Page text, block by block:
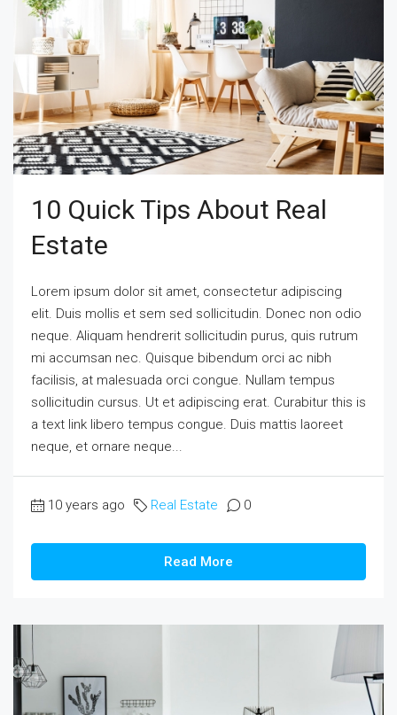
10 Quick Tips About Real
Estate
Lorem ipsum dolor sit amet, consectetur adipiscing
elit. Duis mollis et sem sed sollicitudin. Donec non odio
neque. Aliquam hendrerit sollicitudin purus, quis rutrum
mi accumsan nec. Quisque bibendum orci ac nibh
facilisis, at malesuada orci congue. Nullam tempus
sollicitudin cursus. Ut et adipiscing erat. Curabitur this is
a text link libero tempus congue. Duis mattis laoreet
neque, et ornare neque...
10 years ago Real Estate 0
Read More